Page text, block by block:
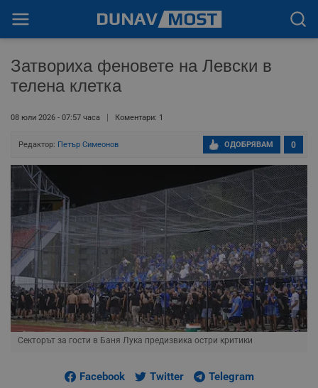
Затвориха феновете на Левски в
телена клетка
08 юли 2026 - 07:57 часа Коментари: 1
Редактор: Петър Симеонов 0
ОДОБРЯВАМ
Секторът за гости в Баня Лука предизвика остри критики
Facebook Twitter Telegram